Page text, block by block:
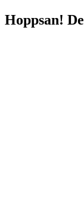
Hoppsan!